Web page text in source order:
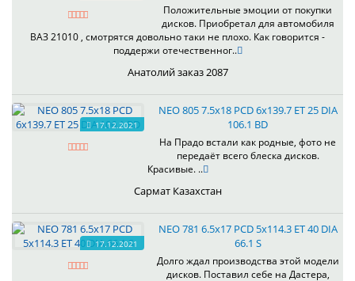
Положительные эмоции от покупки
дисков. Приобретал для автомобиля
ВАЗ 21010 , смотрятся довольно таки не плохо. Как говорится -
поддержи отечественног..
Анатолий заказ 2087
17.12.2021
NEO 805 7.5x18 PCD 6x139.7 ET 25 DIA
106.1 BD
На Прадо встали как родные, фото не
передаёт всего блеска дисков.
Красивые. ..
Сармат Казахстан
17.12.2021
NEO 781 6.5x17 PCD 5x114.3 ET 40 DIA
66.1 S
Долго ждал производства этой модели
дисков. Поставил себе на Дастера,